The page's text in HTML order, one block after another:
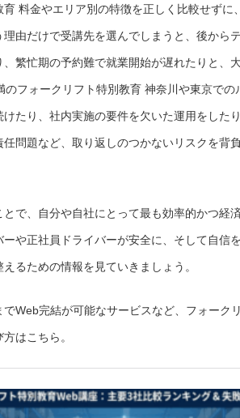
料金やエリア別の特徴を正しく比較せずに
由だけで受講先を選んでしまうと、後から
、繁忙期の予約難で就業開始が遅れたりと、
のフォークリフト特別教育 神奈川や東京で
たり、社内実施の要件を欠いた運用をした
任問題など、取り返しのつかないリスクを背
で、自分や自社にとって最も効率的かつ経
ーや正社員ドライバーが安全に、そして自信
るための情報を見ていきましょう。
Web完結が可能なサービスなど、フォーク
はこちら。